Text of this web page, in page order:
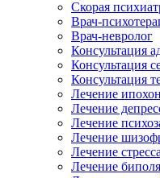
Скорая
Врач-
Врач-невролог
Консультация
Консультация
Консультация
Лечение
Лечение
Лечение
Лечение
Лечение стресса
Лечение